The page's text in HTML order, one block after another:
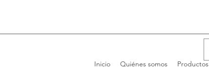
Inicio Quiénes somos Productos